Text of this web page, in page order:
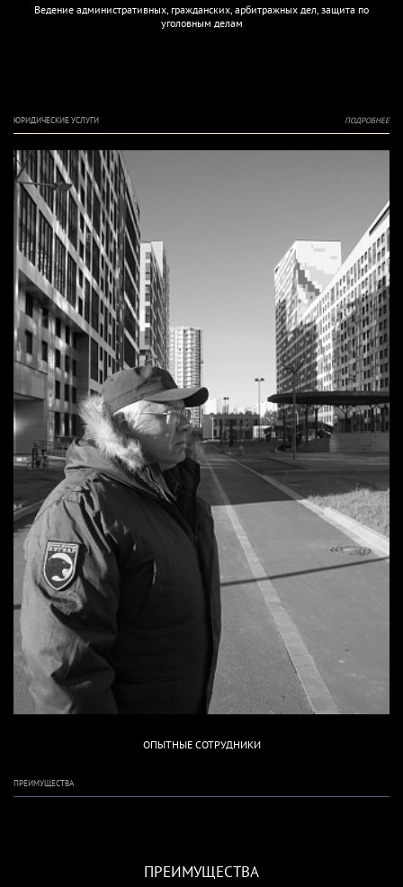
Ведение административных, гражданских, арбитражных дел, защита по
уголовным делам
ЮРИДИЧЕСКИЕ УСЛУГИ ПОДРОБНЕЕ
ОПЫТНЫЕ СОТРУДНИКИ
ПРЕИМУЩЕСТВА
ПРЕИМУЩЕСТВА